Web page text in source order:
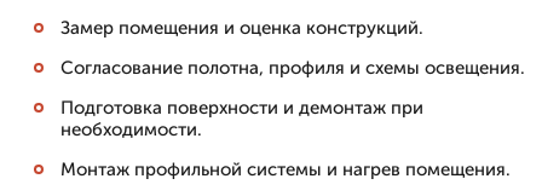
Замер помещения и оценка конструкций.
Согласование полотна, профиля и схемы освещения.
Подготовка поверхности и демонтаж при
необходимости.
Монтаж профильной системы и нагрев помещения.